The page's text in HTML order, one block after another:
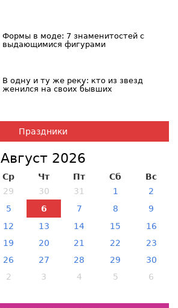
Формы в моде: 7 знаменитостей с
выдающимися фигурами
В одну и ту же реку: кто из звезд
женился на своих бывших
Праздники
Август 2026
Ср Чт Пт Сб
Вс
29 30 31 1
2
5 6 7 8
9
12 13 14 15
16
19 20 21 22
23
26 27 28 29
30
2 3 4 5 6